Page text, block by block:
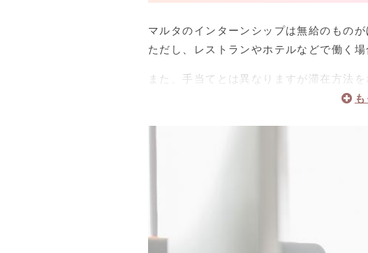
空港送迎
24時間緊急サポート
マルタのインターンシップは無給のものが
ただし、レストランやホテルなどで働く
また、手当てとは異なりますが滞在方法
語学学校にインターンシップと、最初の